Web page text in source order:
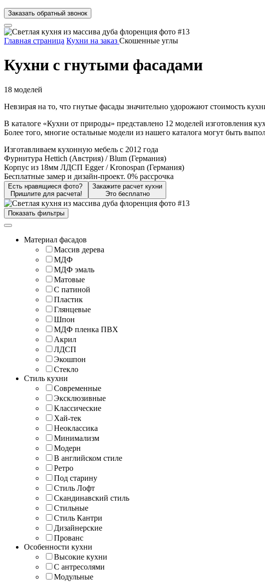
Заказать обратный звонок
Главная страница Кухни на заказ Скошенные углы
Кухни с гнутыми фасадами
18 моделей
Невзирая на то, что гнутые фасады значительно удорожают стоимость
В каталоге «Кухни от природы» представлено 12 моделей изготовления
Более того, многие остальные модели из нашего каталога могут быть
Изготавливаем кухонную мебель с 2012 года
Фурнитура Hettich (Австрия) / Blum (Германия)
Корпус из 18мм ЛДСП Egger / Kronospan (Германия)
Бесплатные замер и дизайн-проект. 0% рассрочка
Есть нравящиеся фото?
Пришлите для расчета!
Закажите расчет кухни
Это бесплатно
Показать фильтры
Материал фасадов
Массив дерева
МДФ
МДФ эмаль
Матовые
С патиной
Пластик
Глянцевые
Шпон
МДФ пленка ПВХ
Акрил
ЛДСП
Экошпон
Стекло
Стиль кухни
Современные
Эксклюзивные
Классические
Хай-тек
Неоклассика
Минимализм
Модерн
В английском стиле
Ретро
Под старину
Стиль Лофт
Скандинавский стиль
Стильные
Стиль Кантри
Дизайнерские
Прованс
Особенности кухни
Высокие кухни
С антресолями
Модульные